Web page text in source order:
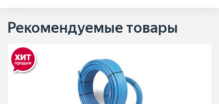
Рекомендуемые товары